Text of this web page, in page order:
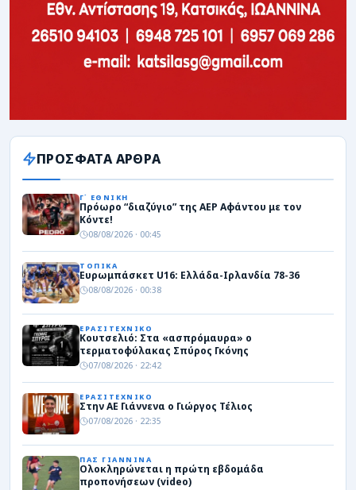
ΠΡΟΣΦΑΤΑ ΑΡΘΡΑ
Γ΄ ΕΘΝΙΚΗ
Πρόωρο “διαζύγιο” της ΑΕΡ Αφάντου με τον
Κόντε!
08/08/2026 · 00:45
ΤΟΠΙΚΑ
Ευρωμπάσκετ U16: Ελλάδα-Ιρλανδία 78-36
08/08/2026 · 00:38
ΕΡΑΣΙΤΕΧΝΙΚΟ
Κουτσελιό: Στα «ασπρόμαυρα» ο
τερματοφύλακας Σπύρος Γκόνης
07/08/2026 · 22:42
ΕΡΑΣΙΤΕΧΝΙΚΟ
Στην ΑΕ Γιάννενα ο Γιώργος Τέλιος
07/08/2026 · 22:35
ΠΑΣ ΓΙΑΝΝΙΝΑ
Ολοκληρώνεται η πρώτη εβδομάδα
προπονήσεων (video)